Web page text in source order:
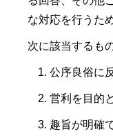
な対応を行うた
次に該当するも
公序良俗に
営利を目的
趣旨が明確